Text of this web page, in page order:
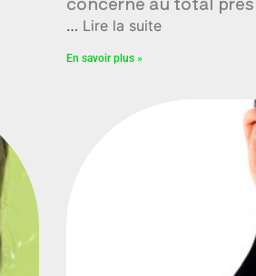
… Lire la suite
En savoir plus »